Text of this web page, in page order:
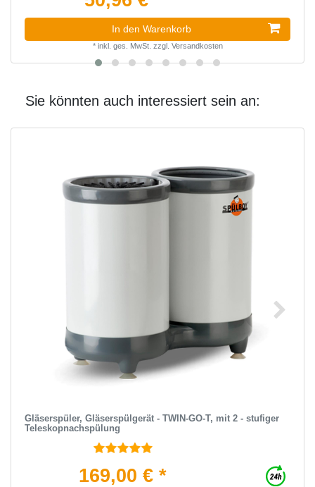
In den Warenkorb
* inkl. ges. MwSt. zzgl. Versandkosten
Sie könnten auch interessiert sein an:
Gläserspüler, Gläserspülgerät - TWIN-GO-T, mit 2 - stufiger
Teleskopnachspülung
169,00 € *